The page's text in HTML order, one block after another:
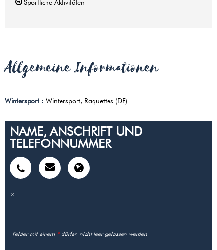
Sportliche Aktivitäten
Allgemeine Informationen
Wintersport : Wintersport Raquettes (DE)
NAME, ANSCHRIFT UND
TELEFONNUMMER
Felder mit einem *dürfen nicht leer gelassen werden